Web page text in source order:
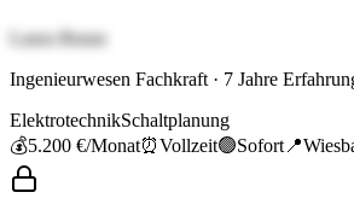
Laura Braun
Ingenieurwesen Fachkraft · 7 Jahre
ElektrotechnikSchaltplanung
💰5.200 €/Monat⏰Vollzeit🟢Sofort 📍